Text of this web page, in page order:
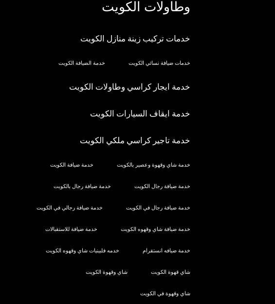
وطاولات الكويت
خدمات تركيب زينة منازل الكويت
خدمات ضيافة نسائي الكويت خدمة الضيافة الكويت
خدمة ايجار كراسي وطاولات الكويت
خدمة ايقاف السيارات الكويت
خدمة تاجير كراسي ملكي الكويت
خدمة شاي وقهوة وعصير بالكويت خدمة ضيافة الكويت
خدمة ضيافة رجال الكويت خدمة ضيافة رجال بالكويت
خدمة ضيافة رجال في الكويت خدمة ضيافة رجالي في الكويت
خدمة ضيافة شاي وقهوه الكويت خدمة ضيافة للاستقبالات
خدمة ضيافه انستقرام خدمه فلبينيات شاي وقهوه الكويت
شاي قهوة الكويت شاي وقهوة الكويت
شاي وقهوة في الكويت